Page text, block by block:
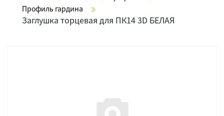
Профиль гардина
Заглушка торцевая для ПК14 3D БЕЛАЯ